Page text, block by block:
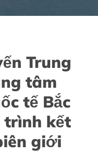
Trung
tâm
tế Bắc
trình kết
giới